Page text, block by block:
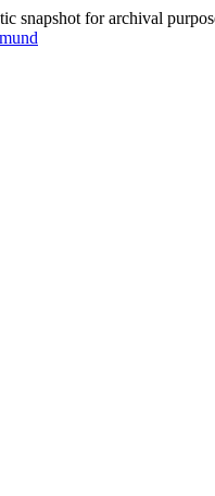
snapshot for archival